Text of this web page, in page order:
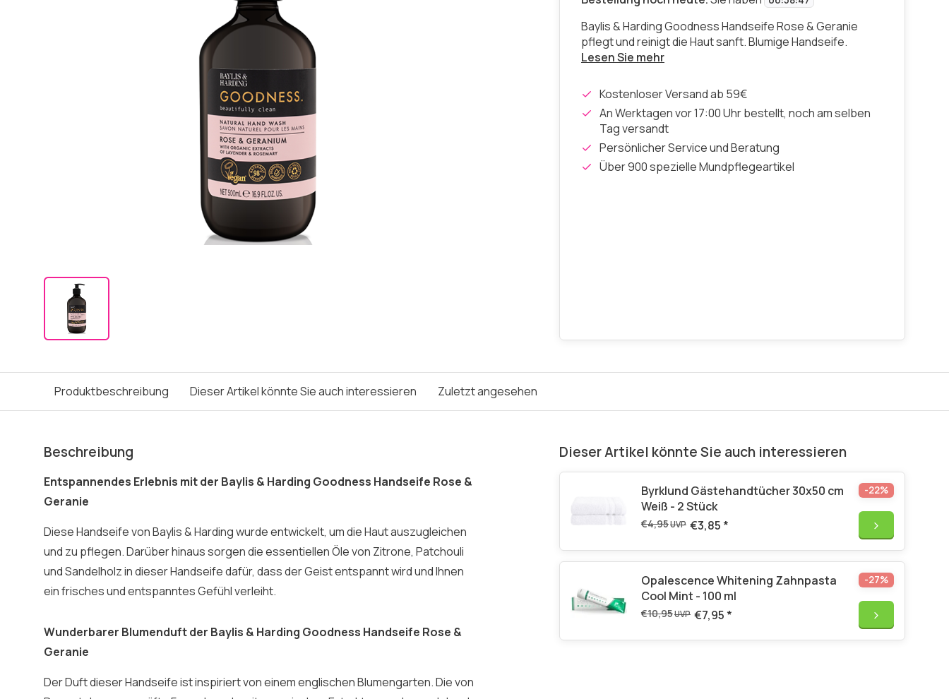
Baylis & Harding Goodness Handseife Rose & Geranie
pflegt und reinigt die Haut sanft. Blumige Handseife.
Lesen Sie mehr
Kostenloser Versand ab 59€
An Werktagen vor 17:00 Uhr bestellt, noch am selben
Tag versandt
Persönlicher Service und Beratung
Über 900 spezielle Mundpflegeartikel
Produktbeschreibung Dieser Artikel könnte Sie auch interessieren Zuletzt angesehen
Beschreibung
Entspannendes Erlebnis mit der Baylis & Harding Goodness Handseife Rose &
Geranie
Diese Handseife von Baylis & Harding wurde entwickelt, um die Haut auszugleichen
und zu pflegen. Darüber hinaus sorgen die essentiellen Öle von Zitrone, Patchouli
und Sandelholz in dieser Handseife dafür, dass der Geist entspannt wird und Ihnen
ein frisches und entspanntes Gefühl verleiht.
Wunderbarer Blumenduft der Baylis & Harding Goodness Handseife Rose &
Geranie
Der Duft dieser Handseife ist inspiriert von einem englischen Blumengarten. Die von
Dieser Artikel könnte Sie auch interessieren
Byrklund Gästehandtücher 30x50 cm
Weiß - 2 Stück
€4,95UVP €3,85 *
-22%
Opalescence Whitening Zahnpasta
Cool Mint - 100 ml
€10,95UVP €7,95 *
-27%